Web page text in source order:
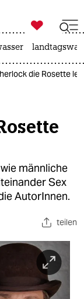

taz zahl ich
die Rosette
männliche
Sex
AutorInnen.
teilen